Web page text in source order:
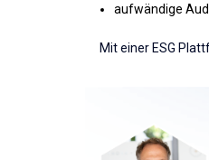
aufwändige
Mit einer ESG